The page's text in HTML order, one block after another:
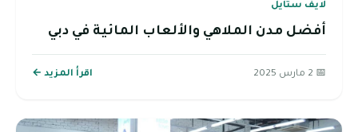
لايف ستايل
أفضل مدن الملاهي والألعاب المائية في دبي
📅 2 مارس 2025 اقرأ المزيد ←